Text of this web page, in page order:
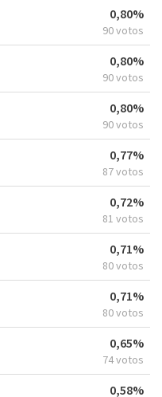
0,80%
90 votos
0,80%
90 votos
0,80%
90 votos
0,77%
87 votos
0,72%
81 votos
0,71%
80 votos
0,71%
80 votos
0,65%
74 votos
0,58%